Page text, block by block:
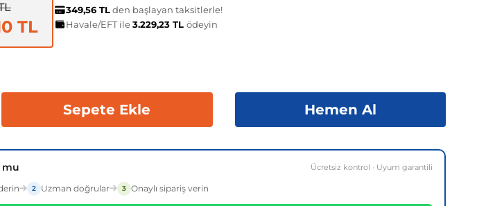
TL
349,56 TLden başlayan taksitlerle!
Havale/EFT ile3.229,23 TL ödeyin
Sepete Ekle Hemen Al
mu Ücretsiz kontrol · Uyum garantili
2 Uzman doğrular 3 Onaylı sipariş verin